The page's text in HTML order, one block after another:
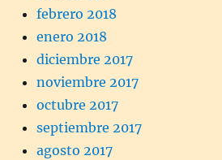
febrero 2018
enero 2018
diciembre 2017
noviembre 2017
octubre 2017
septiembre 2017
agosto 2017